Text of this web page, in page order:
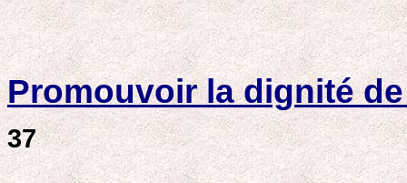
Promouvoir la dignité
37